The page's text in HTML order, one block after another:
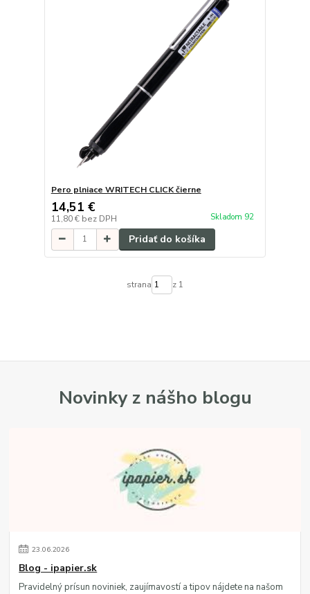
Pero plniace WRITECH CLICK čierne
14,51 €
11,80 € bez DPH Skladom 92
Pridať do košíka
strana z 1
Novinky z nášho blogu
23.06.2026
Blog - ipapier.sk
Pravidelný prísun noviniek, zaujímavostí a tipov nájdete na našom